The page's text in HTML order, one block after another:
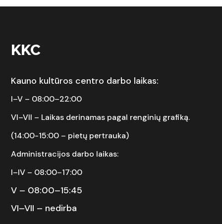
KKC
Kauno kultūros centro darbo laikas:
I–V – 08:00–22:00
VI–VII – Laikas derinamas pagal renginių grafiką.
(14:00-15:00 – pietų pertrauka)
Administracijos darbo laikas:
I–IV – 08:00–17:00
V – 08:00–15:45
VI–VII – nedirba